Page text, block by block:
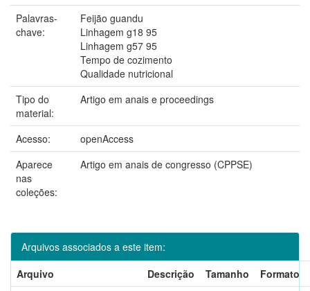
Palavras-
chave:
Feijão guandu
Linhagem g18 95
Linhagem g57 95
Tempo de cozimento
Qualidade nutricional
Tipo do
material:
Artigo em anais e proceedings
Acesso:
openAccess
Aparece
nas
coleções:
Artigo em anais de congresso (CPPSE)
Arquivos associados a este item:
Arquivo
Descrição Tamanho
Formato